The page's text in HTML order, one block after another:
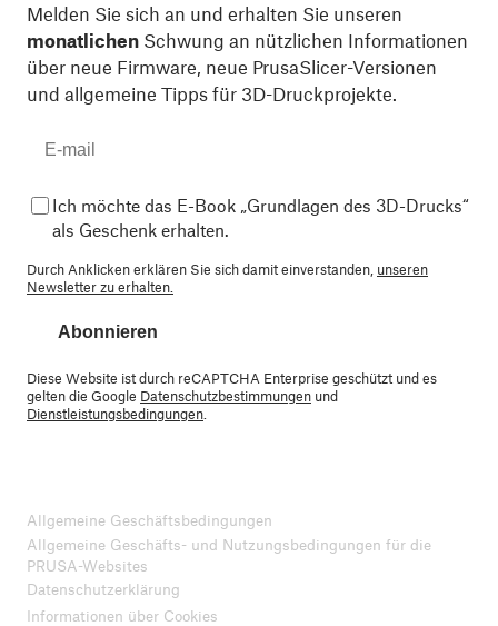
Melden Sie sich an und erhalten Sie unseren
monatlichen Schwung an nützlichen Informationen
über neue Firmware, neue PrusaSlicer-Versionen
und allgemeine Tipps für 3D-Druckprojekte.
Ich möchte das E-Book „Grundlagen des 3D-Drucks“
als Geschenk erhalten.
Durch Anklicken erklären Sie sich damit einverstanden, unseren
Newsletter zu erhalten.
Abonnieren
Diese Website ist durch reCAPTCHA Enterprise geschützt und es
gelten die Google Datenschutzbestimmungen und
Dienstleistungsbedingungen
Allgemeine Geschäftsbedingungen
Allgemeine Geschäfts- und Nutzungsbedingungen für die
PRUSA-Websites
Datenschutzerklärung
Informationen über Cookies